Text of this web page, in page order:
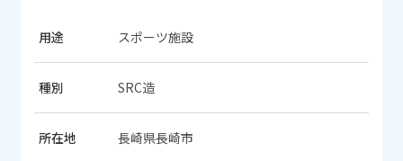
用途 スポーツ施設
種別 SRC造
所在地 長崎県長崎市